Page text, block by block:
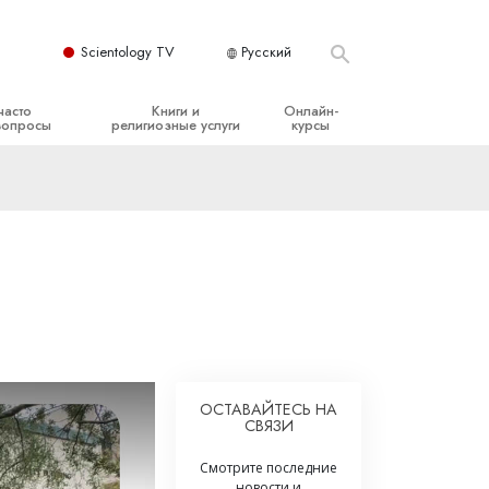
Scientology TV Русский
Книги и
религиозные услуги
Онлайн-
курсы
Супружество
Шкала эмоциональных тонов
ОСТАВАЙТЕСЬ НА
СВЯЗИ
Смотрите последние